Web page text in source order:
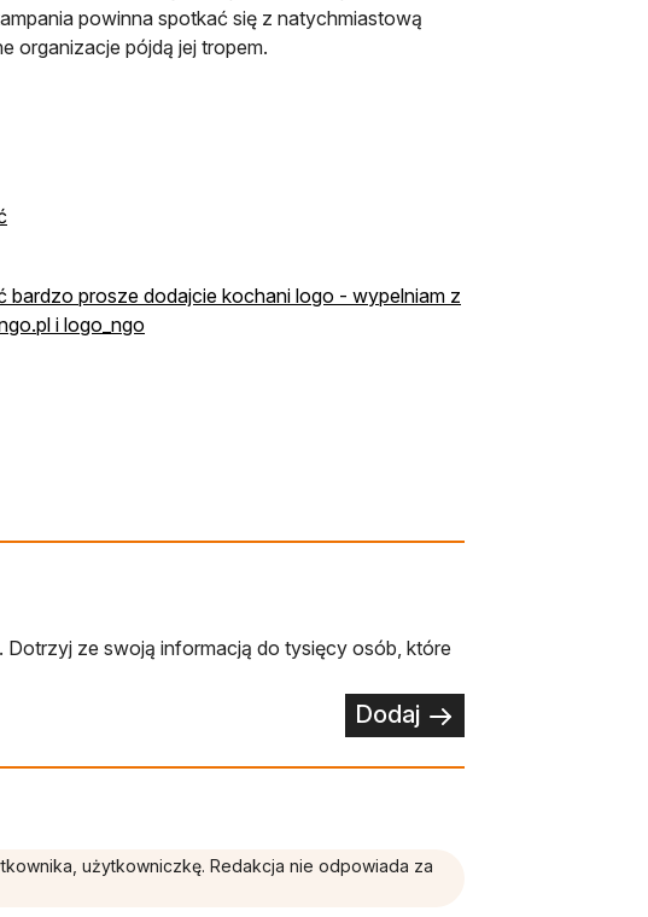
powinna spotkać się z natychmiastową
organizacje pójdą jej tropem.
bardzo prosze dodajcie kochani logo - wypelniam z
i logo_ngo
ze swoją informacją do tysięcy osób, które
Dodaj
użytkowniczkę. Redakcja nie odpowiada za